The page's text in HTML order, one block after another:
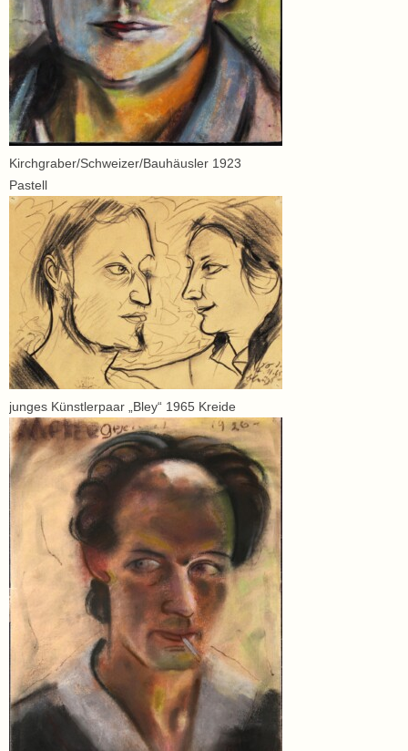
Kirchgraber/Schweizer/Bauhäusler 1923
Pastell
junges Künstlerpaar „Bley“ 1965 Kreide